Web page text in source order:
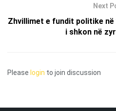
Next
Zhvillimet e fundit politike
i shkon në
Please login to join discussion